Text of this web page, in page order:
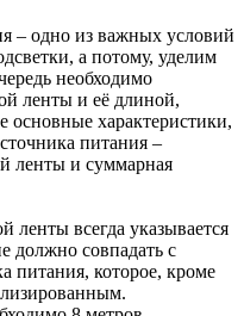
– одно из важных условий
а потому, уделим
необходимо
ленты и её длиной,
основные характеристики,
питания –
ленты и суммарная
ленты всегда указывается
должно совпадать с
питания, которое, кроме